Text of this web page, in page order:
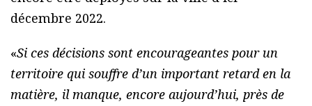
décembre 2022.
«Si ces décisions sont encourageantes pour un
territoire qui souffre d’un important retard en la
matière, il manque, encore aujourd’hui, près de